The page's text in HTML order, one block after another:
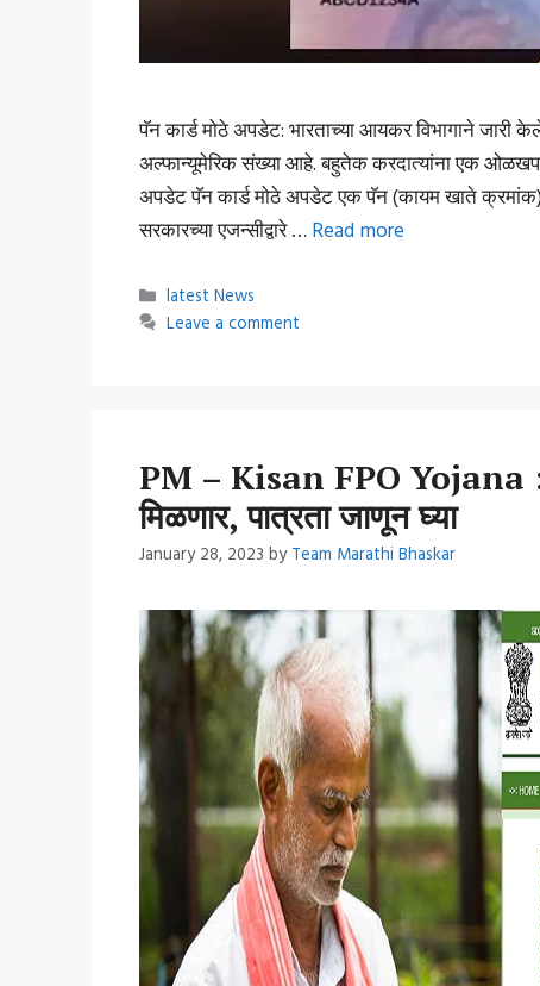
पॅन कार्ड मोठे अपडेट: भारताच्या आयकर विभागाने
अल्फान्यूमेरिक संख्या आहे. बहुतेक करदात्यांना एक
अपडेट पॅन कार्ड मोठे अपडेट एक पॅन (कायम खाते क्रमांक)
सरकारच्या एजन्सीद्वारे …Read more
Categories
latest News
Leave a comment
PM – Kisan FPO Yojana :
मिळणार, पात्रता जाणून घ्या
January 28, 2023byTeam Marathi Bhaskar